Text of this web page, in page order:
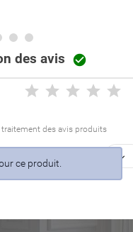
des avis 
des avis produits

ce produit.